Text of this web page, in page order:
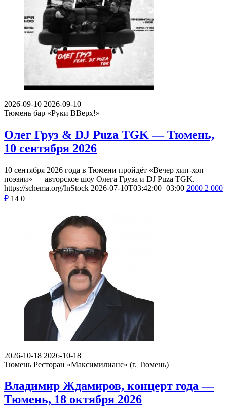
2026-09-10 2026-09-10
Тюмень бар «Руки ВВерх!»
Олег Груз & DJ Puza TGK — Тюмень,
10 сентября 2026
10 сентября 2026 года в Тюмени пройдёт «Вечер хип-хоп
поэзии» — авторское шоу Олега Груза и DJ Puza TGK.
https://schema.org/InStock 2026-07-10T03:42:00+03:00 2000 2 000
₽ 14 0
2026-10-18 2026-10-18
Тюмень Ресторан «Максимилианс» (г. Тюмень)
Владимир Ждамиров, концерт года —
Тюмень, 18 октября 2026